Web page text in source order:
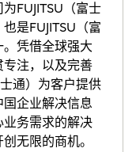
FUJITSU（富士
是FUJITSU（富
凭借全球强大
注，以及完善
通）为客户提供
企业解决信息
务需求的解决
无限的商机。